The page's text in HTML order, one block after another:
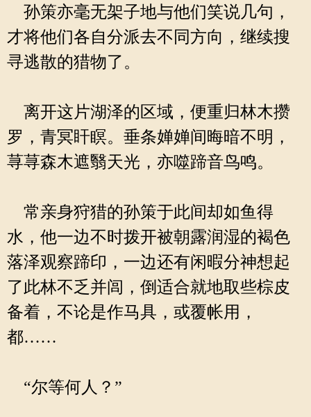
孙策亦毫无架子地与他们笑说几句，
才将他们各自分派去不同方向，继续搜
寻逃散的猎物了。
离开这片湖泽的区域，便重归林木攒
罗，青冥盰瞑。垂条婵婵间晦暗不明，
荨荨森木遮翳天光，亦噬蹄音鸟鸣。
常亲身狩猎的孙策于此间却如鱼得
水，他一边不时拨开被朝露润湿的褐色
落泽观察蹄印，一边还有闲暇分神想起
了此林不乏并闾，倒适合就地取些棕皮
备着，不论是作马具，或覆帐用，
都……
“尔等何人？”